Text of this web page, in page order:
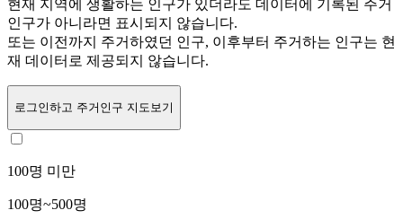
현재 지역에 생활하는 인구가 있더라도 데이터에 기록된 주거
인구가 아니라면 표시되지 않습니다.
또는 이전까지 주거하였던 인구, 이후부터 주거하는 인구는 현
재 데이터로 제공되지 않습니다.
로그인하고 주거인구 지도보기
100명 미만
100명~500명